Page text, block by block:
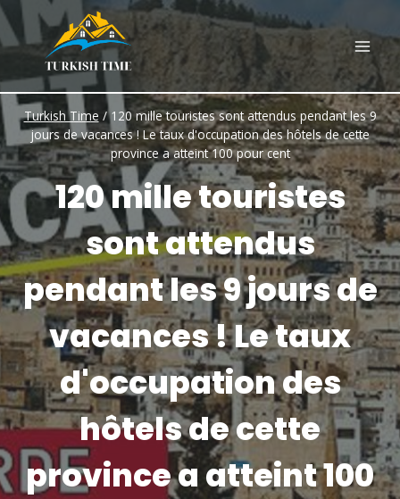
Skip
to
content
Turkish Time /120 mille touristes sont attendus pendant les 9
jours de vacances ! Le taux d'occupation des hôtels de cette
province a atteint 100 pour cent
120 mille touristes
sont attendus
pendant les 9 jours de
vacances ! Le taux
d'occupation des
hôtels de cette
province a atteint 100